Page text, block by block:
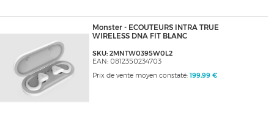
Monster - ECOUTEURS INTRA TRUE
WIRELESS DNA FIT BLANC
SKU: 2MNTW0395W0L2
EAN: 0812350234703
Prix de vente moyen constaté: 199,99 €